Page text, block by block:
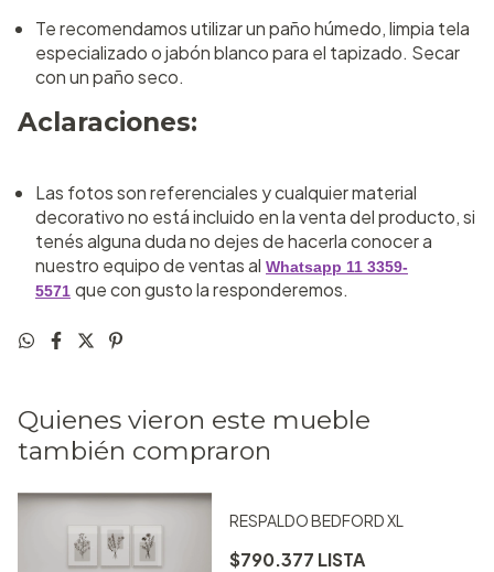
Te recomendamos utilizar un paño húmedo, limpia tela
especializado o jabón blanco para el tapizado. Secar
con un paño seco.
Aclaraciones:
Las fotos son referenciales y cualquier material
decorativo no está incluido en la venta del producto, si
tenés alguna duda no dejes de hacerla conocer a
nuestro equipo de ventas al Whatsapp 11 3359-
5571 que con gusto la responderemos.
Quienes vieron este mueble
también compraron
RESPALDO BEDFORD XL
$790.377